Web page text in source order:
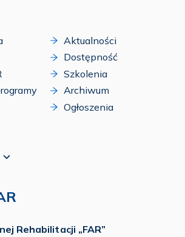
Aktualności
Dostępność
Szkolenia
Archiwum
Ogłoszenia
Rehabilitacji „FAR”